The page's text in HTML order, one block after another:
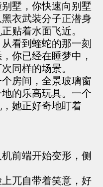
墅，你快速向别墅
衣武装分子正潜身
贴着水面飞近。
看到蝰蛇的那一刻
你已经在睡梦中，
同样的场景。
房间，全景玻璃窗
的乐高玩具。一个
她正好奇地盯着
前端开始变形，侧
兀自带着笑意，好